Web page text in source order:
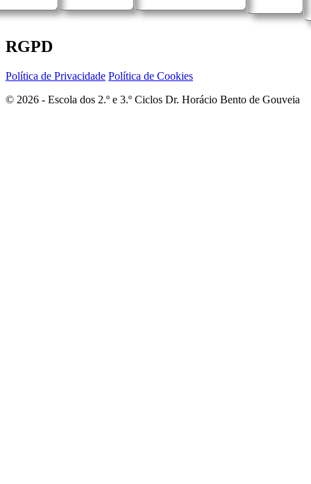
RGPD
Política de Privacidade Política de Cookies
© 2026 - Escola dos 2.º e 3.º Ciclos Dr. Horácio Bento de Gouveia